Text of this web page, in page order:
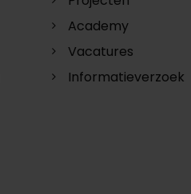
Academy
Vacatures
Informatieverzoek